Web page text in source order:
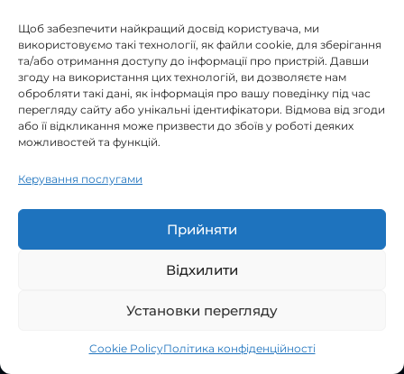
Щоб забезпечити найкращий досвід користувача, ми
використовуємо такі технології, як файли cookie, для зберігання
та/або отримання доступу до інформації про пристрій. Давши
згоду на використання цих технологій, ви дозволяєте нам
обробляти такі дані, як інформація про вашу поведінку під час
перегляду сайту або унікальні ідентифікатори. Відмова від згоди
або її відкликання може призвести до збоїв у роботі деяких
можливостей та функцій.
Керування послугами
Прийняти
Відхилити
Установки перегляду
Cookie PolicyПолітика конфіденційності
продажі. Для масштабу інтернет-магазину
зручніше робити шаблонні блоки зі змінними
(бренд/категорія/тип) та додавати ручні
покращення на пріоритетні посадкові.
Мета-теги, заголовки та хлібні крихти:
як не перетворити сторінку на дубль
однакові Title/Description та H1. Якщо ви
унікальними та точними: «Категорія + атрибут +
комерційна обіцянка» (асортимент/ціна/
доставка), але без спаму.
Хлібні крихти допомагають і користувачеві, і
каталогу та посилюють внутрішню зв'язність. При
структури (категорія → підкатегорія → посадкова